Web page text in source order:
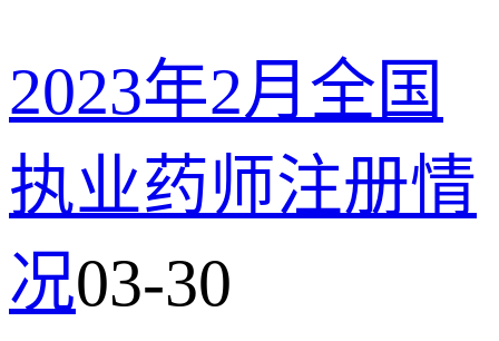
2023年2月全国
执业药师注册情
况03-30